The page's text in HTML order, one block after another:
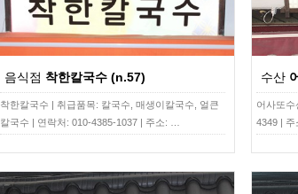
음식점 착한칼국수 (n.57)
착한칼국수 | 취급품목: 칼국수, 매생이칼국수, 얼큰
칼국수 | 연락처: 010-4385-1037 | 주소: …
수산
어사또
4349 | 주